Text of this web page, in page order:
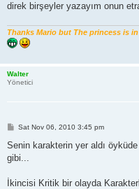
direk birşeyler yazayım onun
Thanks Mario but The princess is
Walter
Yönetici
P
s
Sat Nov 06, 2010 3:45 pm
Senin karakterin yer aldı
gibi...
İkincisi Kritik bir olayda